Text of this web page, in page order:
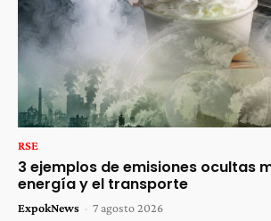
RSE
3 ejemplos de emisiones ocultas
energía y el transporte
ExpokNews - 7 agosto 2026